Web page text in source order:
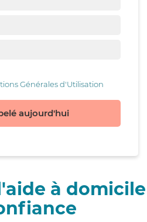
Générales d'Utilisation
aujourd'hui
à domicile